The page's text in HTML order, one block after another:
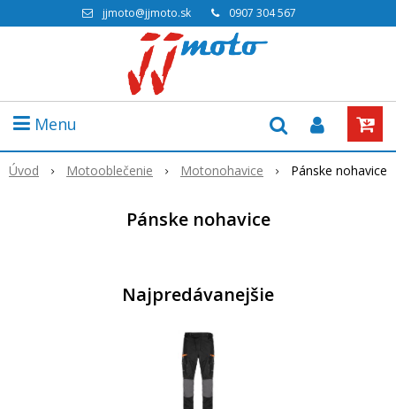
jjmoto@jjmoto.sk 0907 304 567
Menu
Úvod Motooblečenie Motonohavice Pánske nohavice
Pánske nohavice
Najpredávanejšie